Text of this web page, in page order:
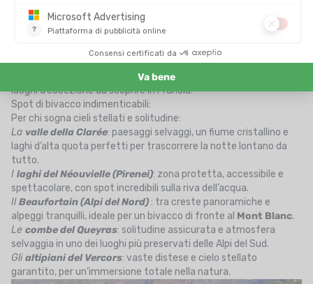
Abbigliamento tecnicoadatto al meteo
Kit di pronto soccorso, coltello, frontale
I migliori spot per bivacco e rifugi insoliti da scoprire
Per chi ama l’eccezionale, esistono angoli magici dovepiantare
o posare lo zaino valgono davvero il viaggio. Ecco alcuni
luoghi d’eccezione da scoprire in Francia:
Spot di bivacco indimenticabili:
Per chi sogna cieli stellati e solitudine:
La valle della Clarée: paesaggi selvaggi, un fiume cristallino e
laghi d’alta quota perfetti per trascorrere la notte lontano da
tutto.
I laghi del Néouvielle (Pirenei): zona protetta, accessibile e
spettacolare, con spot incredibili sulla riva dell’acqua.
IlBeaufortain (Alpi del Nord) : tra creste panoramiche e
alpeggi tranquilli, ideale per un bivacco di fronte al Mont Blanc.
Le combe del Queyras: solitudine assicurata e atmosfera
selvaggia in uno dei luoghi più preservati delle Alpi del Sud.
Glialtipiani del Vercors: vaste distese e cielo stellato
garantito, per un’immersione totale nella natura.